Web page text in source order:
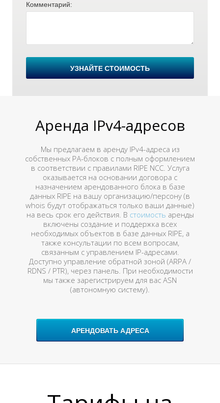
В
Н
Комментарий:
УЗНАЙТЕ СТОИМОСТЬ
Аренда IPv4-адресов
Мы предлагаем в аренду IPv4-адреса из
собственных PA-блоков с полным оформлением
в соответствии с правилами RIPE NCC. Услуга
оказывается на основании договора с
назначением арендованного блока в базе
данных RIPE на вашу организацию/персону (в
whois будут отображаться только ваши данные)
на весь срок его действия. В стоимость аренды
включены создание и поддержка всех
необходимых объектов в базе данных RIPE, а
также консультации по всем вопросам,
связанным с управлением IP-адресами.
Доступно управление обратной зоной (ARPA /
RDNS / PTR), через панель. При необходимости
мы также зарегистрируем для вас ASN
(автономную систему).
АРЕНДОВАТЬ АДРЕСА